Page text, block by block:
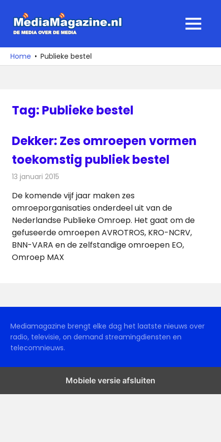
naar
media
over
MENU
Home Publieke bestel
Tag: Publieke bestel
Dekker: Zes omroepen vormen
toekomstig publiek bestel
13 januari 2015
De komende vijf jaar maken zes
omroeporganisaties onderdeel uit van de
Nederlandse Publieke Omroep. Het gaat om de
gefuseerde omroepen AVROTROS, KRO-NCRV,
BNN-VARA en de zelfstandige omroepen EO,
Omroep MAX
Mediamagazine brengt elke dag het laatste nieuws over
radio, televisie, on demand streamingdiensten en
telecomnieuws.
Mobiele versie afsluiten